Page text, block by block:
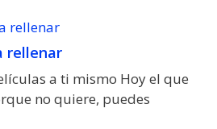
rellenar
a ti mismo Hoy el que
no quiere, puedes